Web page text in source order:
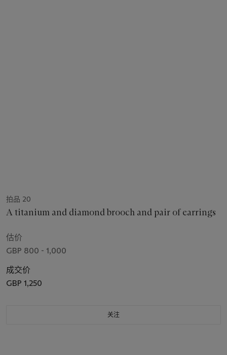
拍品 20
A titanium and diamond brooch and pair of earrings
估价
GBP 800 - 1,000
成交价
GBP 1,250
关注